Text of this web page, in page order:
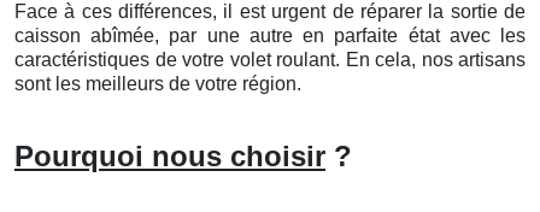
Face à ces différences, il est urgent de réparer la sortie de
caisson abîmée, par une autre en parfaite état avec les
caractéristiques de votre volet roulant. En cela, nos artisans
sont les meilleurs de votre région.
Pourquoi nous choisir ?